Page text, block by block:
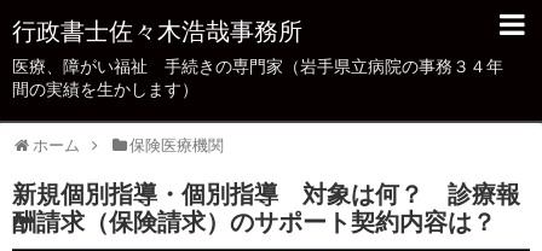
行政書士佐々木浩哉事務所
医療、障がい福祉 手続きの専門家（岩手県立病院の事務３４年
間の実績を生かします）
ホーム 保険医療機関
新規個別指導・個別指導 対象は何？ 診療報
酬請求（保険請求）のサポート契約内容は？
あいさつ/業務概要
病院・クリニック業務支援
新規設立・法人化（保険医療機関）
医療法人の行政手続き